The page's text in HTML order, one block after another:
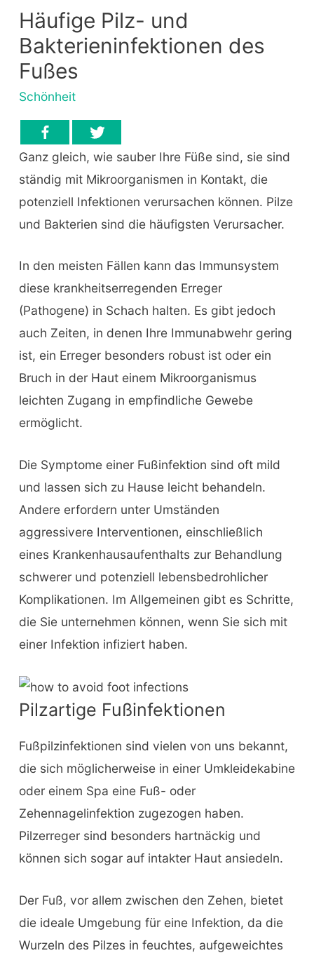
Häufige Pilz- und
Bakterieninfektionen des
Fußes
Schönheit
Ganz gleich, wie sauber Ihre Füße sind, sie sind
ständig mit Mikroorganismen in Kontakt, die
potenziell Infektionen verursachen können. Pilze
und Bakterien sind die häufigsten Verursacher.
In den meisten Fällen kann das Immunsystem
diese krankheitserregenden Erreger
(Pathogene) in Schach halten. Es gibt jedoch
auch Zeiten, in denen Ihre Immunabwehr gering
ist, ein Erreger besonders robust ist oder ein
Bruch in der Haut einem Mikroorganismus
leichten Zugang in empfindliche Gewebe
ermöglicht.
Die Symptome einer Fußinfektion sind oft mild
und lassen sich zu Hause leicht behandeln.
Andere erfordern unter Umständen
aggressivere Interventionen, einschließlich
eines Krankenhausaufenthalts zur Behandlung
schwerer und potenziell lebensbedrohlicher
Komplikationen. Im Allgemeinen gibt es Schritte,
die Sie unternehmen können, wenn Sie sich mit
einer Infektion infiziert haben.
Pilzartige Fußinfektionen
Fußpilzinfektionen sind vielen von uns bekannt,
die sich möglicherweise in einer Umkleidekabine
oder einem Spa eine Fuß- oder
Zehennagelinfektion zugezogen haben.
Pilzerreger sind besonders hartnäckig und
können sich sogar auf intakter Haut ansiedeln.
Der Fuß, vor allem zwischen den Zehen, bietet
die ideale Umgebung für eine Infektion, da die
Wurzeln des Pilzes in feuchtes, aufgeweichtes